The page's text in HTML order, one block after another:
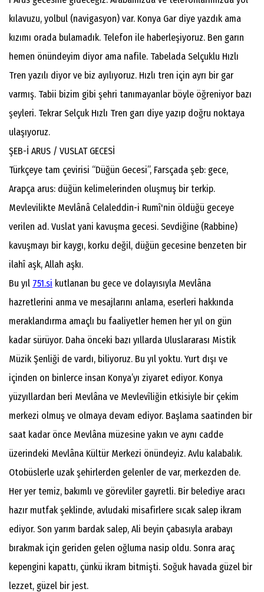
kılavuzu, yolbul (navigasyon) var. Konya Gar diye yazdık ama
kızımı orada bulamadık. Telefon ile haberleşiyoruz. Ben garın
hemen önündeyim diyor ama nafile. Tabelada Selçuklu Hızlı
Tren yazılı diyor ve biz ayılıyoruz. Hızlı tren için ayrı bir gar
varmış. Tabii bizim gibi şehri tanımayanlar böyle öğreniyor bazı
şeyleri. Tekrar Selçuk Hızlı Tren garı diye yazıp doğru noktaya
ulaşıyoruz.
ŞEB-İ ARUS / VUSLAT GECESİ
Türkçeye tam çevirisi “Düğün Gecesi”, Farsçada şeb: gece,
Arapça arus: düğün kelimelerinden oluşmuş bir terkip.
Mevlevilikte Mevlânâ Celaleddin-i Rumî'nin öldüğü geceye
verilen ad. Vuslat yani kavuşma gecesi. Sevdiğine (Rabbine)
kavuşmayı bir kaygı, korku değil, düğün gecesine benzeten bir
ilahî aşk, Allah aşkı.
Bu yıl 751.si kutlanan bu gece ve dolayısıyla Mevlâna
hazretlerini anma ve mesajlarını anlama, eserleri hakkında
meraklandırma amaçlı bu faaliyetler hemen her yıl on gün
kadar sürüyor. Daha önceki bazı yıllarda Uluslararası Mistik
Müzik Şenliği de vardı, biliyoruz. Bu yıl yoktu. Yurt dışı ve
içinden on binlerce insan Konya’yı ziyaret ediyor. Konya
yüzyıllardan beri Mevlâna ve Mevlevîliğin etkisiyle bir çekim
merkezi olmuş ve olmaya devam ediyor. Başlama saatinden bir
saat kadar önce Mevlâna müzesine yakın ve aynı cadde
üzerindeki Mevlâna Kültür Merkezi önündeyiz. Avlu kalabalık.
Otobüslerle uzak şehirlerden gelenler de var, merkezden de.
Her yer temiz, bakımlı ve görevliler gayretli. Bir belediye aracı
hazır mutfak şeklinde, avludaki misafirlere sıcak salep ikram
ediyor. Son yarım bardak salep, Ali beyin çabasıyla arabayı
bırakmak için geriden gelen oğluma nasip oldu. Sonra araç
kepengini kapattı, çünkü ikram bitmişti. Soğuk havada güzel bir
lezzet, güzel bir jest.